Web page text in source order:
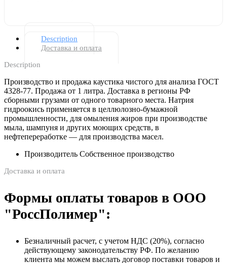
Description
Доставка и оплата
Description
Производство и продажа каустика чистого для анализа ГОСТ
4328-77. Продажа от 1 литра. Доставка в регионы РФ
сборными грузами от одного товарного места. Натрия
гидроокись применяется в целлюлозно-бумажной
промышленности, для омыления жиров при производстве
мыла, шампуня и других моющих средств, в
нефтепереработке — для производства масел.
Производитель Собственное производство
Доставка и оплата
Формы оплаты товаров в ООО
"РоссПолимер":
Безналичный расчет, с учетом НДС (20%), согласно
действующему законодательству РФ. По желанию
клиента мы можем выслать договор поставки товаров и